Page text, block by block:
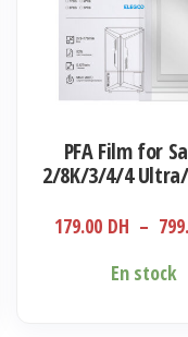
PFA Film for
2/8K/3/4/4
179.00 DH –
En stock